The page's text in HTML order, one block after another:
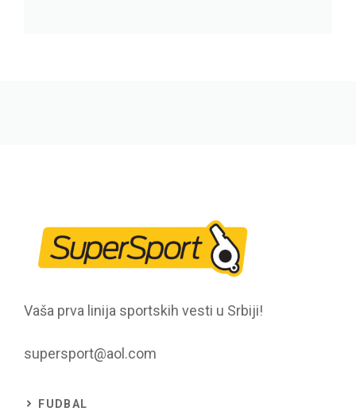
Vaša prva linija sportskih vesti u Srbiji!
supersport@aol.com
FUDBAL